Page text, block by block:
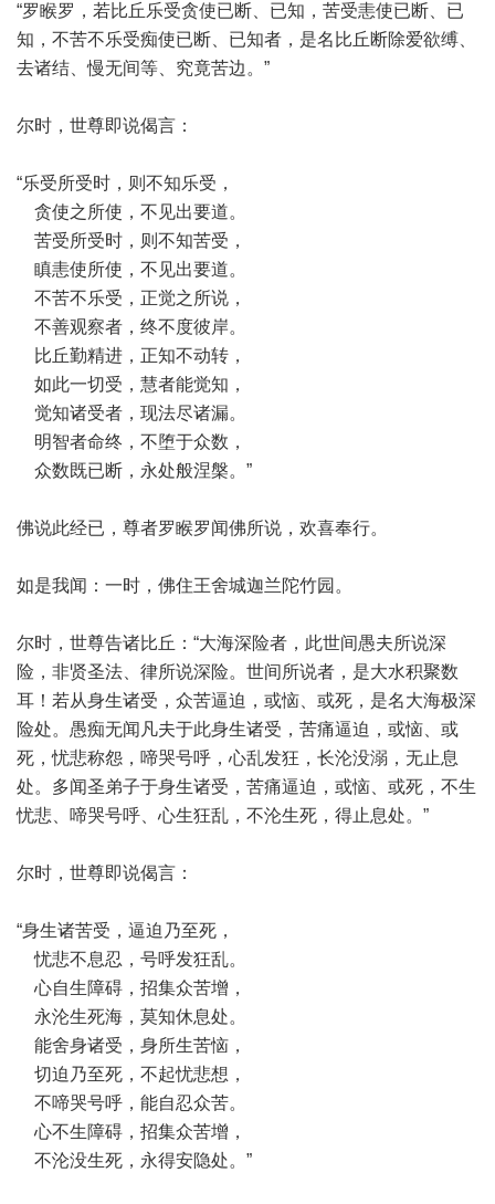
“罗睺罗，若比丘乐受贪使已断、已知，苦受恚使已断、已
知，不苦不乐受痴使已断、已知者，是名比丘断除爱欲缚、
去诸结、慢无间等、究竟苦边。”
尔时，世尊即说偈言：
“乐受所受时，则不知乐受，
贪使之所使，不见出要道。
苦受所受时，则不知苦受，
瞋恚使所使，不见出要道。
不苦不乐受，正觉之所说，
不善观察者，终不度彼岸。
比丘勤精进，正知不动转，
如此一切受，慧者能觉知，
觉知诸受者，现法尽诸漏。
明智者命终，不堕于众数，
众数既已断，永处般涅槃。”
佛说此经已，尊者罗睺罗闻佛所说，欢喜奉行。
如是我闻：一时，佛住王舍城迦兰陀竹园。
尔时，世尊告诸比丘：“大海深险者，此世间愚夫所说深
险，非贤圣法、律所说深险。世间所说者，是大水积聚数
耳！若从身生诸受，众苦逼迫，或恼、或死，是名大海极深
险处。愚痴无闻凡夫于此身生诸受，苦痛逼迫，或恼、或
死，忧悲称怨，啼哭号呼，心乱发狂，长沦没溺，无止息
处。多闻圣弟子于身生诸受，苦痛逼迫，或恼、或死，不生
忧悲、啼哭号呼、心生狂乱，不沦生死，得止息处。”
尔时，世尊即说偈言：
“身生诸苦受，逼迫乃至死，
忧悲不息忍，号呼发狂乱。
心自生障碍，招集众苦增，
永沦生死海，莫知休息处。
能舍身诸受，身所生苦恼，
切迫乃至死，不起忧悲想，
不啼哭号呼，能自忍众苦。
心不生障碍，招集众苦增，
不沦没生死，永得安隐处。”